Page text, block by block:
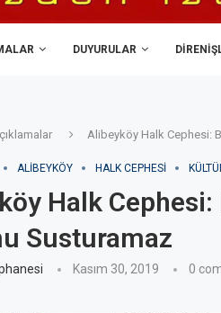
DUYURULAR
Alibeyköy Halk Cephesi:
ALIBEYKÖY HALK CEPHESI
Halk Cephesi:
Susturamaz
Kasım 30, 2019 0